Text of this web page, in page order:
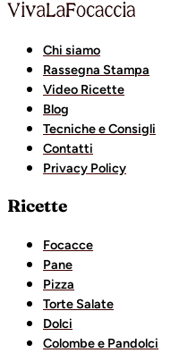
Chi siamo
Rassegna Stampa
Video Ricette
Blog
Tecniche e Consigli
Contatti
Privacy Policy
Ricette
Focacce
Pane
Pizza
Torte Salate
Dolci
Colombe e Pandolci